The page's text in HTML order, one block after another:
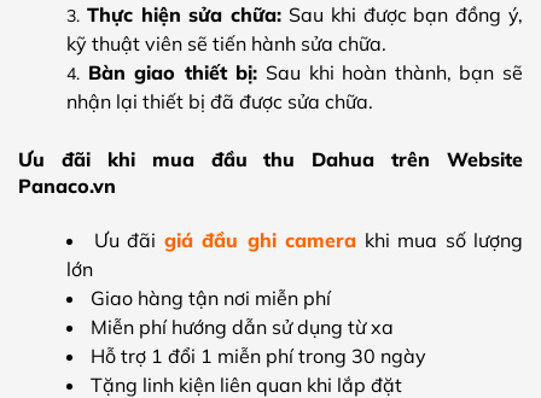
Thực hiện sửa chữa: Sau khi được bạn đồng ý,
kỹ thuật viên sẽ tiến hành sửa chữa.
Bàn giao thiết bị: Sau khi hoàn thành, bạn sẽ
nhận lại thiết bị đã được sửa chữa.
Ưu đãi khi mua đầu thu Dahua trên Website
Panaco.vn
Ưu đãi giá đầu ghi camera khi mua số lượng
lớn
Giao hàng tận nơi miễn phí
Miễn phí hướng dẫn sử dụng từ xa
Hỗ trợ 1 đổi 1 miễn phí trong 30 ngày
Tặng linh kiện liên quan khi lắp đặt